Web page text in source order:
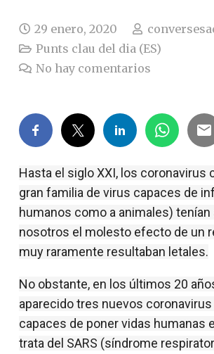
29 enero, 2020
Punts clau del dia (ES)
No hay comentarios
Hasta el siglo XXI, los coronavirus
gran familia de virus capaces de
humanos como a animales) tenían
nosotros el molesto efecto de un
muy raramente resultaban letales.
No obstante, en los últimos 20
aparecido tres nuevos
capaces de poner vidas humanas
trata del SARS (síndrome